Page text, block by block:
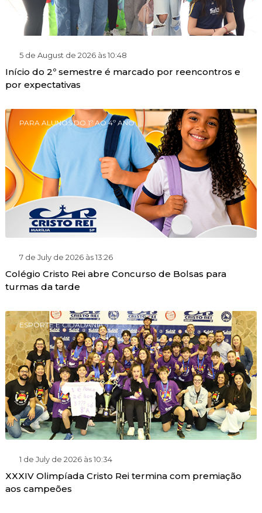
5 de August de 2026 às 10:48
Início do 2º semestre é marcado por reencontros e
por expectativas
PARA ALUNOS DO 1º AO 4º ANO
7 de July de 2026 às 13:26
Colégio Cristo Rei abre Concurso de Bolsas para
turmas da tarde
ESPORTE E CIDADANIA
1 de July de 2026 às 10:34
XXXIV Olimpíada Cristo Rei termina com premiação
aos campeões